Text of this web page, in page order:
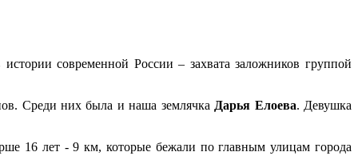
современной России – захвата заложников группой
Среди них была и наша землячка Дарья Елоева. Девушка
16 лет - 9 км, которые бежали по главным улицам города